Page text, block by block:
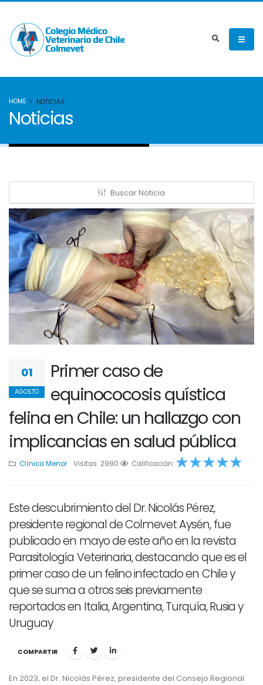
HOME NOTICIAS
Noticias
Buscar Noticia
01
AGOSTO
Primer caso de
equinococosis quística
felina en Chile: un hallazgo con
implicancias en salud pública
Clínica Menor Visitas: 2990 Calificación:
1 2 3 4 5
Este descubrimiento del Dr. Nicolás Pérez,
presidente regional de Colmevet Aysén, fue
publicado en mayo de este año en la revista
Parasitología Veterinaria, destacando que es el
primer caso de un felino infectado en Chile y
que se suma a otros seis previamente
reportados en Italia, Argentina, Turquía, Rusia y
Uruguay
COMPARTIR
En 2023, el Dr. Nicolás Pérez, presidente del Consejo Regional